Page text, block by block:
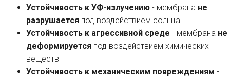
Устойчивость к УФ-излучению - мембрана не
разрушается под воздействием солнца
Устойчивость к агрессивной среде - мембрана не
деформируется под воздействием химических
веществ
Устойчивость к механическим повреждениям -